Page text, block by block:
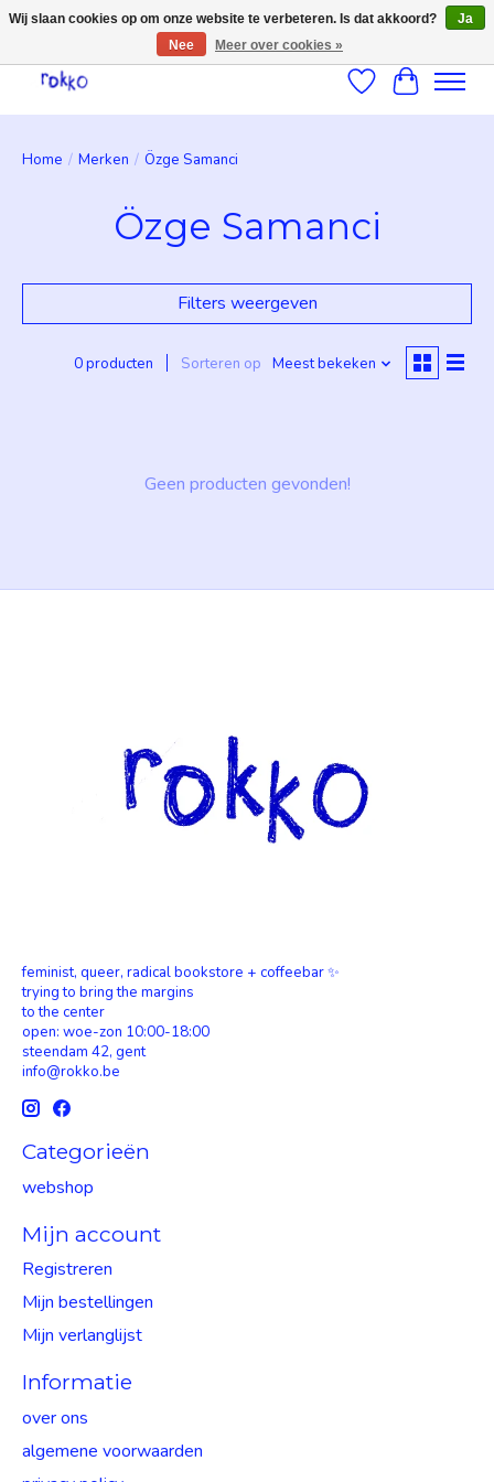
Verlanglijst
Home / Merken / Özge Samanci
Özge Samanci
Filters weergeven
0 producten Sorteren op Meest bekeken
Geen producten gevonden!
feminist, queer, radical bookstore + coffeebar ✨
trying to bring the margins
to the center
open: woe-zon 10:00-18:00
steendam 42, gent
info@rokko.be
Categorieën
webshop
Mijn account
Registreren
Mijn bestellingen
Mijn verlanglijst
Informatie
over ons
algemene voorwaarden
Wij slaan cookies op om onze website te verbeteren. Is dat akkoord?
Ja
Nee
Meer over cookies »